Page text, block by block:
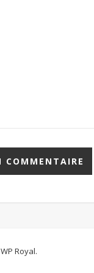
WP Royal.